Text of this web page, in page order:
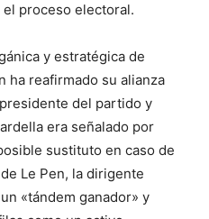
proceso electoral.
y estratégica de
ha reafirmado su alianza
del partido y
era señalado por
sustituto en caso de
Le Pen, la dirigente
«tándem ganador» y